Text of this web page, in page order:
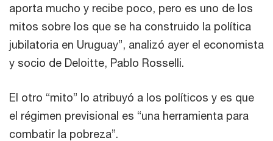
aporta mucho y recibe poco, pero es uno de los
mitos sobre los que se ha construido la política
jubilatoria en Uruguay”, analizó ayer el economista
y socio de Deloitte, Pablo Rosselli.
El otro “mito” lo atribuyó a los políticos y es que
el régimen previsional es “una herramienta para
combatir la pobreza”.